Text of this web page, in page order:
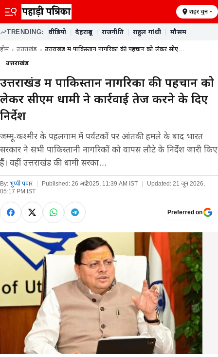
शहर चुनें
TRENDING: वीडियो देहरादून राजनीति राहुल गांधी मौसम
होम उत्तराखंड उत्तराखंड में पाकिस्तान नागरिकों की पहचान को लेकर सीए…
उत्तराखंड
उत्तराखंड में पाकिस्तान नागरिकों की पहचान को
लेकर सीएम धामी ने कार्रवाई तेज करने के दिए
निर्देश
जम्मू-कश्मीर के पहलगाम में पर्यटकों पर आंतकी हमले के बाद भारत
सरकार ने सभी पाकिस्तानी नागरिकों को वापस लौटे के निर्देश जारी किए
हैं। वहीं उत्तराखंड की धामी सरका…
By: भुप्पी पंवार Published: 26 अप्रै 2025, 11:39 AM IST Updated: 21 जून 2026,
05:17 PM IST
Preferred on